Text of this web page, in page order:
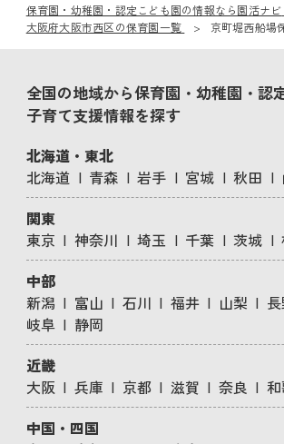
保育園・幼稚園・認定こども園の情報なら園活ナビ
大阪府大阪市西区の保育園一覧
京町堀西船場
全国の地域から保育園・幼稚園・認
子育て支援情報を探す
北海道・東北
北海道
青森 岩手 宮城 秋田
関東
東京
神奈川 埼玉 千葉 茨城
中部
新潟
富山 石川 福井 山梨
岐阜
静岡
近畿
大阪
兵庫 京都 滋賀 奈良
中国・四国